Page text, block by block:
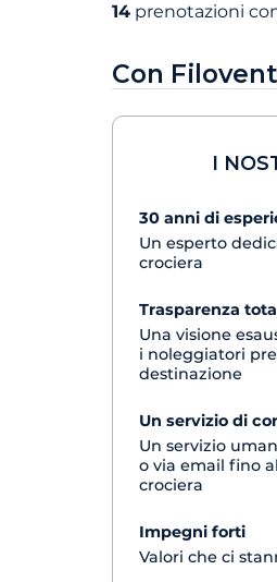
14 prenotazioni
Con
I
30 anni di
Un esperto
crociera
Trasparenza
Una visione
i noleggiatori
destinazione
Un servizio di
Un servizio
o via email fino
crociera
Impegni forti
Valori che ci